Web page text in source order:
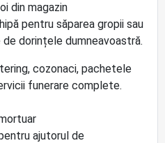
din magazin
pentru săparea gropii sau
dorințele dumneavoastră.
cozonaci, pachetele
funerare complete.
ajutorul de